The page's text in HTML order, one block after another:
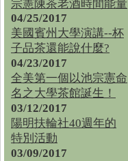
宗憲陳茶老酒時間能量
04/25/2017
美國賓州大學演講--杯
子品茶還能說什麼?
04/23/2017
全美第一個以池宗憲命
名之大學茶館誕生！
03/12/2017
陽明扶輪社40週年的
特別活動
03/09/2017